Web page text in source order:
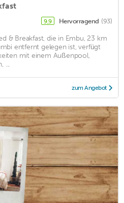
9,9 Hervorragend (93)
& Breakfast, die in Embu, 23 km
entfernt gelegen ist, verfügt
mit einem Außenpool,
...
zum Angebot